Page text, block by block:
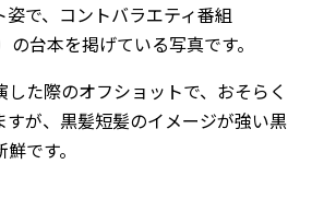
で、コントバラエティ番組
の台本を掲げている写真です。
た際のオフショットで、おそらく
すが、黒髪短髪のイメージが強い黒
です。